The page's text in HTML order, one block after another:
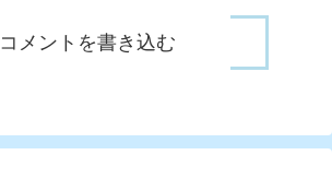
コメントを書き込む